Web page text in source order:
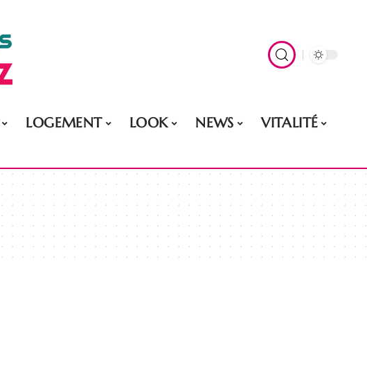
LOGEMENT LOOK NEWS
VITALITÉ